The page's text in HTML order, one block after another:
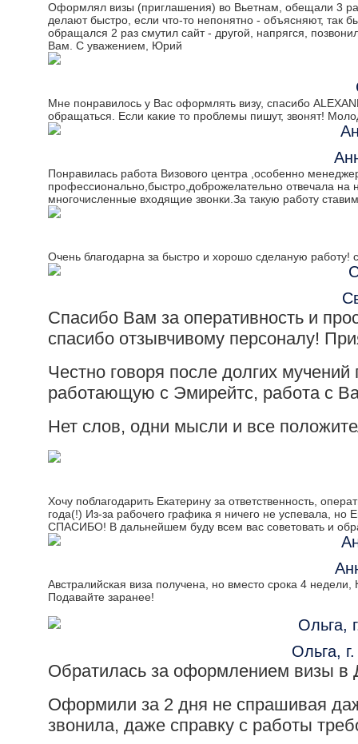
Оформлял визы (приглашения) во Вьетнам, обещали 3
делают быстро, если что-то непонятно - объясняют, так
обращался 2 раз смутил сайт - другой, напрягся,
Вам. С уважением, Юрий
Мне понравилось у Вас оформлять визу, спасибо
обращаться. Если какие то проблемы пишут, звонят!
Понравилась работа Визового центра ,особенно
профессионально,быстро,доброжелательно отвечала
многочисленные входящие звонки.За такую работу
Очень благодарна за быстро и хорошо сделаную работу!
Спасибо Вам за оперативность и
спасибо отзывчивому персоналу!
Честно говоря после долгих
работающую с Эмирейтс, работа с
Нет слов, одни мысли и все
Хочу поблагодарить Екатерину за ответственность,
года(!) Из-за рабочего графика я ничего не успевала,
СПАСИБО! В дальнейшем буду всем вас советовать и
Австралийская виза получена, но вместо срока 4
Подавайте заранее!
Ольга,
Обратилась за оформлением визы в
Оформили за 2 дня не спрашивая
звонила, даже справку с работы